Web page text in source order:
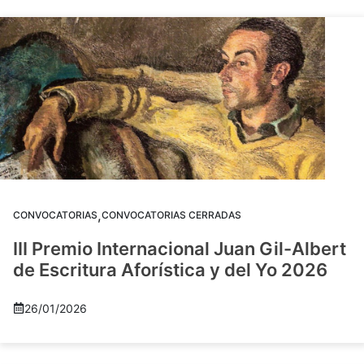
CONVOCATORIAS,CONVOCATORIAS CERRADAS
III Premio Internacional Juan Gil-Albert
de Escritura Aforística y del Yo 2026
26/01/2026